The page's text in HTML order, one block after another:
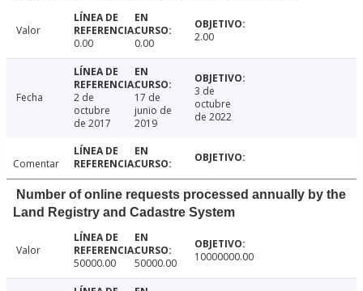
Valor
0.00
0.00 2.00
Fecha
2 de
octubre
de 2017
17 de
junio de
2019
3 de
octubre
de 2022
Comentar
Number of online requests processed annually by the
Land Registry and Cadastre System
Valor
50000.00
50000.00 10000000.00